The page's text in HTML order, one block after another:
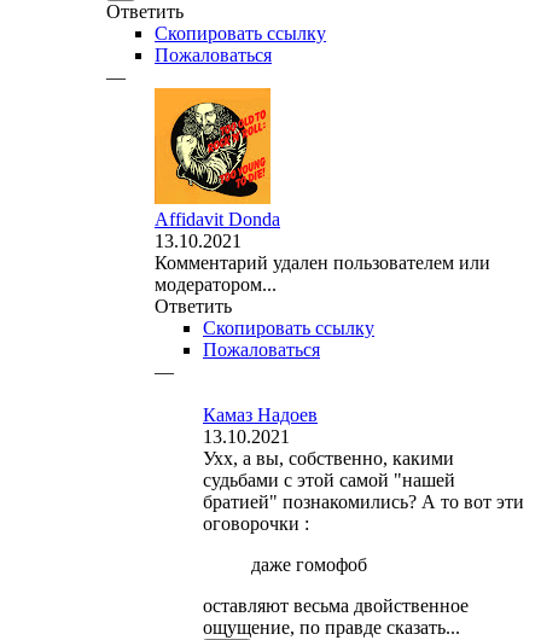
Ответить
Скопировать ссылку
Пожаловаться
—
Affidavit Donda
13.10.2021
Комментарий удален пользователем или
модератором...
Ответить
Скопировать ссылку
Пожаловаться
—
Камаз Надоев
13.10.2021
Ухх, а вы, собственно, какими
судьбами с этой самой "нашей
братией" познакомились? А то вот эти
оговорочки :
даже гомофоб
оставляют весьма двойственное
ощущение, по правде сказать...